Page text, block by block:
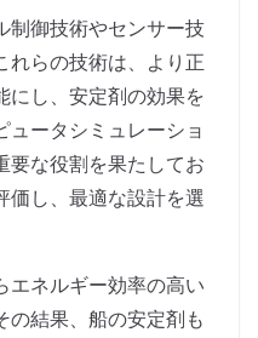
制御技術やセンサー技
れらの技術は、より正
にし、安定剤の効果を
ュータシミュレーショ
要な役割を果たしてお
価し、最適な設計を選
エネルギー効率の高い
の結果、船の安定剤も